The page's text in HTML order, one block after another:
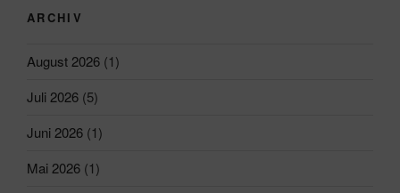
ARCHIV
August 2026 (1)
Juli 2026 (5)
Juni 2026 (1)
Mai 2026 (1)